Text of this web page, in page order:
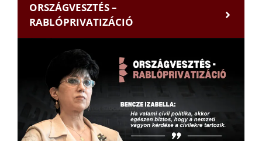
ORSZÁGVESZTÉS –
RABLÓPRIVATIZÁCIÓ